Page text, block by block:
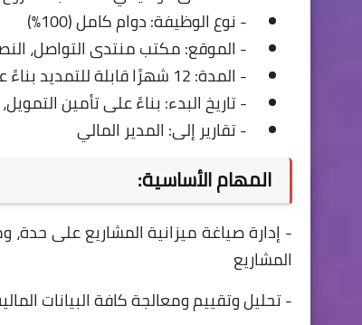
- نوع الوظيفة: دوام كامل (100%)
- الموقع: مكتب منتدى التواصل،
- المدة: 12 شهرًا قابلة للتمديد بناءً على توافر التمويل وتقييم الأداء
- تاريخ البدء: بناءً على تأمين التمويل،
- تقارير إلى: المدير المالي
المهام الأساسية:
- إدارة صياغة ميزانية المشاريع على حدة،
المشاريع
- تحليل وتقييم ومعالجة كافة البيانات